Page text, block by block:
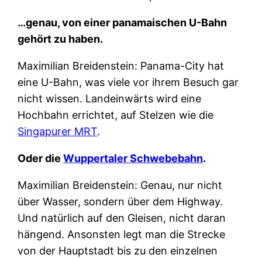
…genau, von einer panamaischen U-Bahn
gehört zu haben.
Maximilian Breidenstein: Panama-City hat
eine U-Bahn, was viele vor ihrem Besuch gar
nicht wissen. Landeinwärts wird eine
Hochbahn errichtet, auf Stelzen wie die
Singapurer MRT.
Oder dieWuppertaler Schwebebahn.
Maximilian Breidenstein: Genau, nur nicht
über Wasser, sondern über dem Highway.
Und natürlich auf den Gleisen, nicht daran
hängend. Ansonsten legt man die Strecke
von der Hauptstadt bis zu den einzelnen